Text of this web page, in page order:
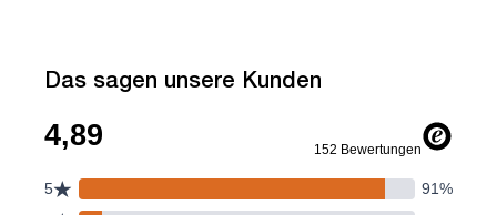
Das sagen unsere Kunden